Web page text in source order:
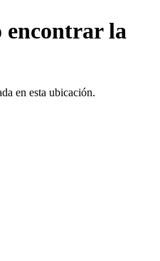
encontrar la
en esta ubicación.